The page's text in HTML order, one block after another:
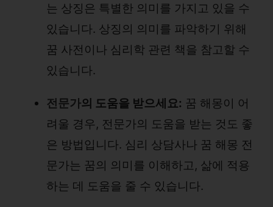
는 상징은 특별한 의미를 가지고 있을 수
있습니다. 상징의 의미를 파악하기 위해
꿈 사전이나 심리학 관련 책을 참고할 수
있습니다.
전문가의 도움을 받으세요: 꿈 해몽이 어
려울 경우, 전문가의 도움을 받는 것도 좋
은 방법입니다. 심리 상담사나 꿈 해몽 전
문가는 꿈의 의미를 이해하고, 삶에 적용
하는 데 도움을 줄 수 있습니다.